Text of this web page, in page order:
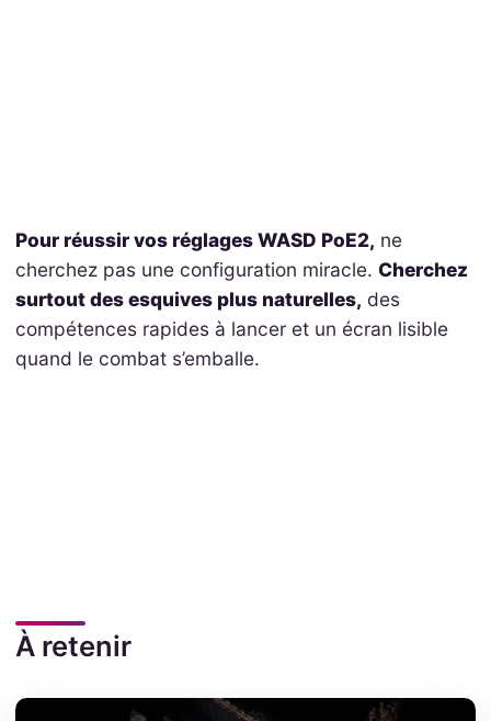
Pour réussir vos réglages WASD PoE2, ne
cherchez pas une configuration miracle. Cherchez
surtout des esquives plus naturelles, des
compétences rapides à lancer et un écran lisible
quand le combat s’emballe.
À retenir